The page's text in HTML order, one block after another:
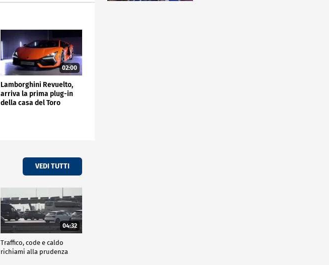
02:00
Lamborghini Revuelto,
arriva la prima plug-in
della casa del Toro
VEDI TUTTI
04:32
Traffico, code e caldo
richiami alla prudenza